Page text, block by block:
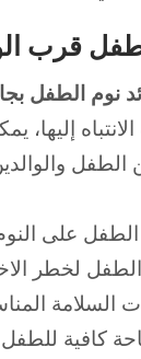
قرب
نوم الطفل
إليها،
الطفل لخطر
السلامة
كافية